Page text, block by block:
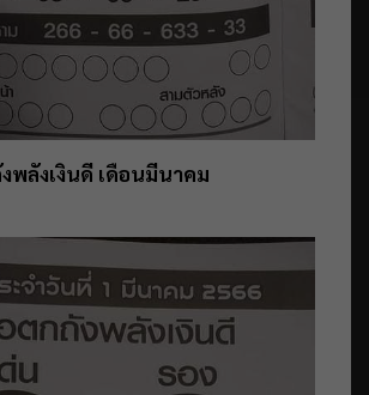
พลังเงินดี เดือนมีนาคม